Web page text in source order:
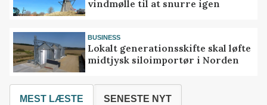
vindmølle til at snurre igen
BUSINESS
Lokalt generationsskifte skal løfte
midtjysk siloimportør i Norden
MEST LÆSTE SENESTE NYT